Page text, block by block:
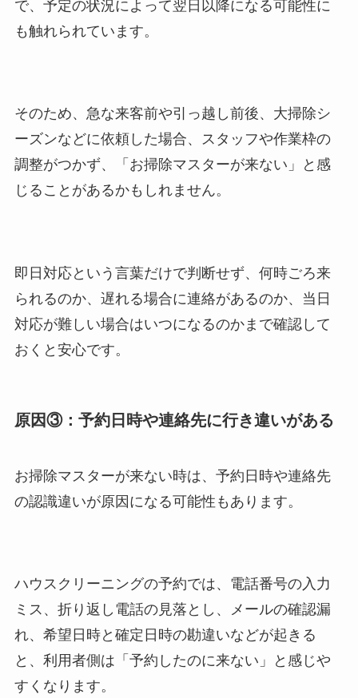
で、予定の状況によって翌日以降になる可能性に
も触れられています。
そのため、急な来客前や引っ越し前後、大掃除シ
ーズンなどに依頼した場合、スタッフや作業枠の
調整がつかず、「お掃除マスターが来ない」と感
じることがあるかもしれません。
即日対応という言葉だけで判断せず、何時ごろ来
られるのか、遅れる場合に連絡があるのか、当日
対応が難しい場合はいつになるのかまで確認して
おくと安心です。
原因③：予約日時や連絡先に行き違いがある
お掃除マスターが来ない時は、予約日時や連絡先
の認識違いが原因になる可能性もあります。
ハウスクリーニングの予約では、電話番号の入力
ミス、折り返し電話の見落とし、メールの確認漏
れ、希望日時と確定日時の勘違いなどが起きる
と、利用者側は「予約したのに来ない」と感じや
すくなります。